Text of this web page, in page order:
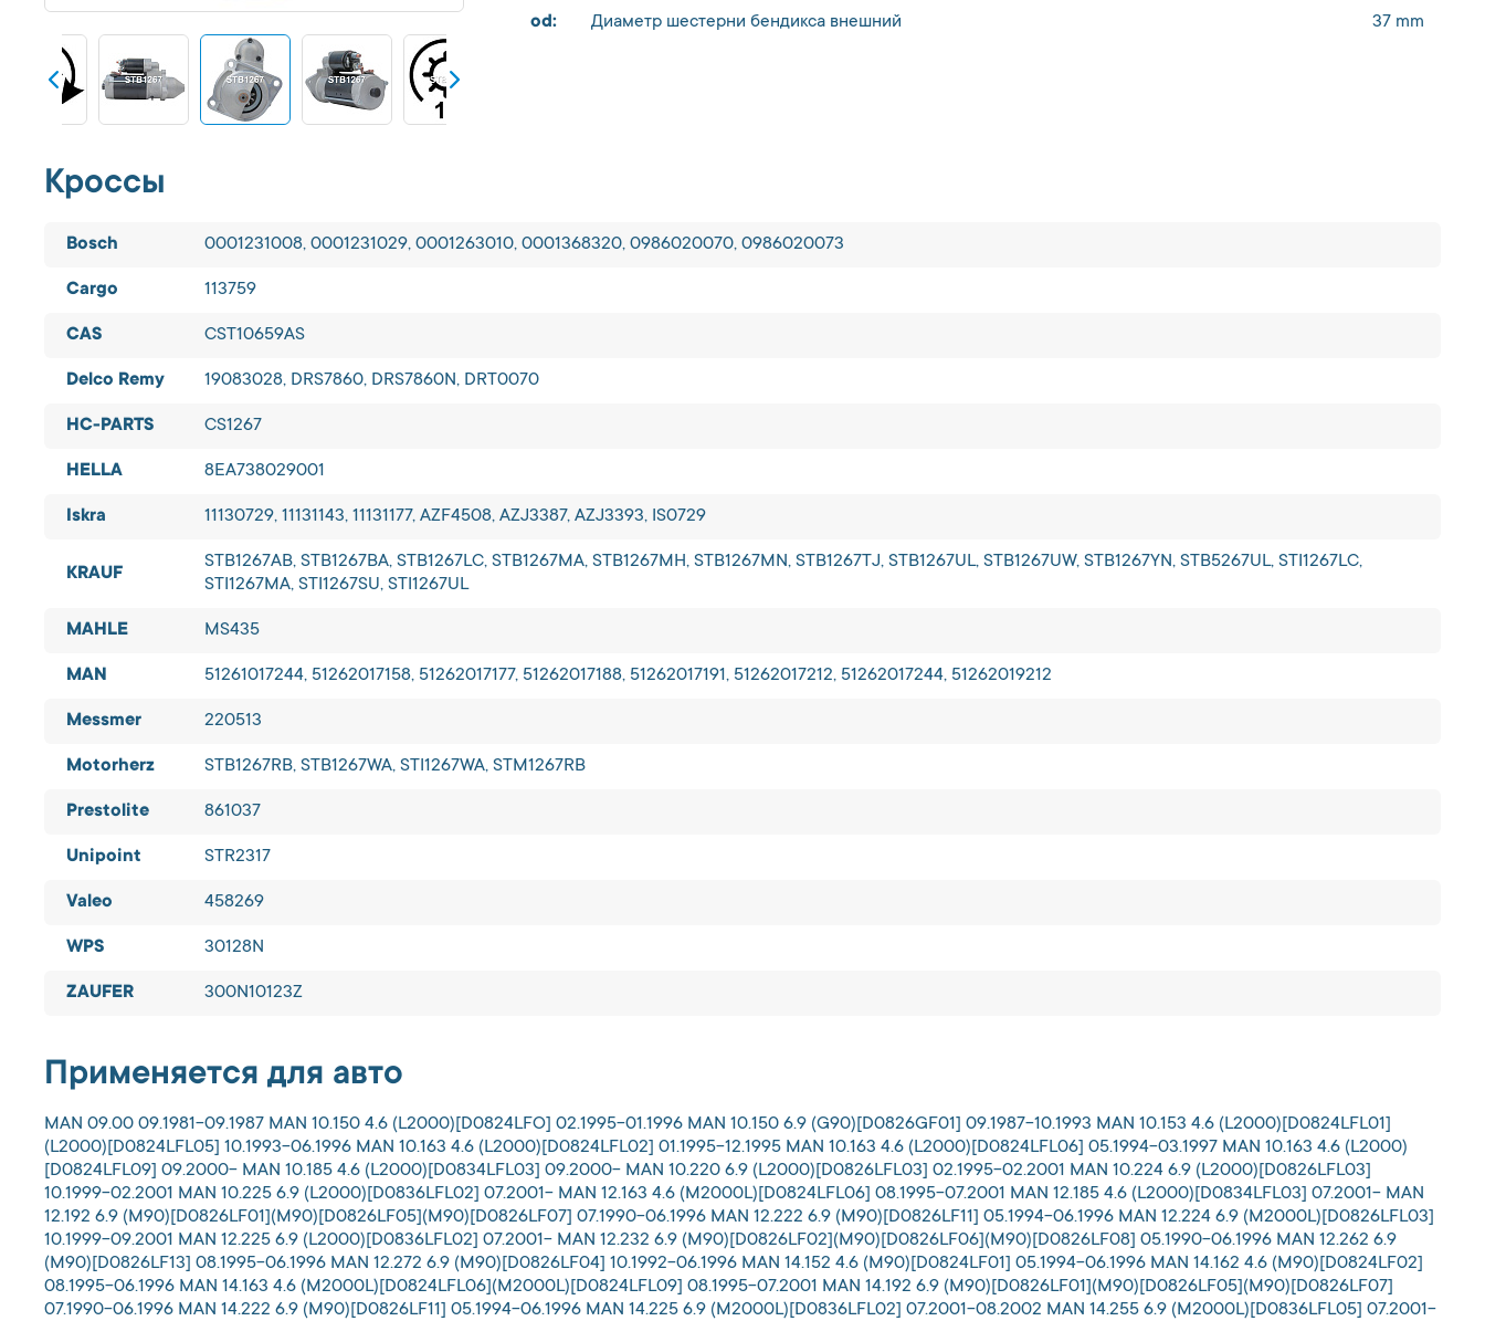
od: Диаметр шестерни бендикса внешний 37 mm
Кроссы
Bosch 0001231008, 0001231029, 0001263010, 0001368320, 0986020070, 0986020073
Cargo 113759
CAS CST10659AS
Delco Remy 19083028, DRS7860, DRS7860N, DRT0070
HC-PARTS CS1267
HELLA 8EA738029001
Iskra 11130729, 11131143, 11131177, AZF4508, AZJ3387, AZJ3393, IS0729
KRAUF
STB1267AB, STB1267BA, STB1267LC, STB1267MA, STB1267MH, STB1267MN, STB1267TJ, STB1267UL, STB1267UW, STB1267YN, STB5267UL, STI1267LC,
STI1267MA, STI1267SU, STI1267UL
MAHLE MS435
MAN 51261017244, 51262017158, 51262017177, 51262017188, 51262017191, 51262017212, 51262017244, 51262019212
Messmer 220513
Motorherz STB1267RB, STB1267WA, STI1267WA, STM1267RB
Prestolite 861037
Unipoint STR2317
Valeo 458269
WPS 30128N
ZAUFER 300N10123Z
Применяется для авто
MAN 09.00 09.1981-09.1987 MAN 10.150 4.6 (L2000)[D0824LFO] 02.1995-01.1996 MAN 10.150 6.9 (G90)[D0826GF01] 09.1987-10.1993 MAN 10.153 4.6 (L2000)[D0824LFL01]
(L2000)[D0824LFL05] 10.1993-06.1996 MAN 10.163 4.6 (L2000)[D0824LFL02] 01.1995-12.1995 MAN 10.163 4.6 (L2000)[D0824LFL06] 05.1994-03.1997 MAN 10.163 4.6 (L2000)
[D0824LFL09] 09.2000- MAN 10.185 4.6 (L2000)[D0834LFL03] 09.2000- MAN 10.220 6.9 (L2000)[D0826LFL03] 02.1995-02.2001 MAN 10.224 6.9 (L2000)[D0826LFL03]
10.1999-02.2001 MAN 10.225 6.9 (L2000)[D0836LFL02] 07.2001- MAN 12.163 4.6 (M2000L)[D0824LFL06] 08.1995-07.2001 MAN 12.185 4.6 (L2000)[D0834LFL03] 07.2001- MAN
12.192 6.9 (M90)[D0826LF01](M90)[D0826LF05](M90)[D0826LF07] 07.1990-06.1996 MAN 12.222 6.9 (M90)[D0826LF11] 05.1994-06.1996 MAN 12.224 6.9 (M2000L)[D0826LFL03]
10.1999-09.2001 MAN 12.225 6.9 (L2000)[D0836LFL02] 07.2001- MAN 12.232 6.9 (M90)[D0826LF02](M90)[D0826LF06](M90)[D0826LF08] 05.1990-06.1996 MAN 12.262 6.9
(M90)[D0826LF13] 08.1995-06.1996 MAN 12.272 6.9 (M90)[D0826LF04] 10.1992-06.1996 MAN 14.152 4.6 (M90)[D0824LF01] 05.1994-06.1996 MAN 14.162 4.6 (M90)[D0824LF02]
08.1995-06.1996 MAN 14.163 4.6 (M2000L)[D0824LFL06](M2000L)[D0824LFL09] 08.1995-07.2001 MAN 14.192 6.9 (M90)[D0826LF01](M90)[D0826LF05](M90)[D0826LF07]
07.1990-06.1996 MAN 14.222 6.9 (M90)[D0826LF11] 05.1994-06.1996 MAN 14.225 6.9 (M2000L)[D0836LFL02] 07.2001-08.2002 MAN 14.255 6.9 (M2000L)[D0836LFL05] 07.2001-